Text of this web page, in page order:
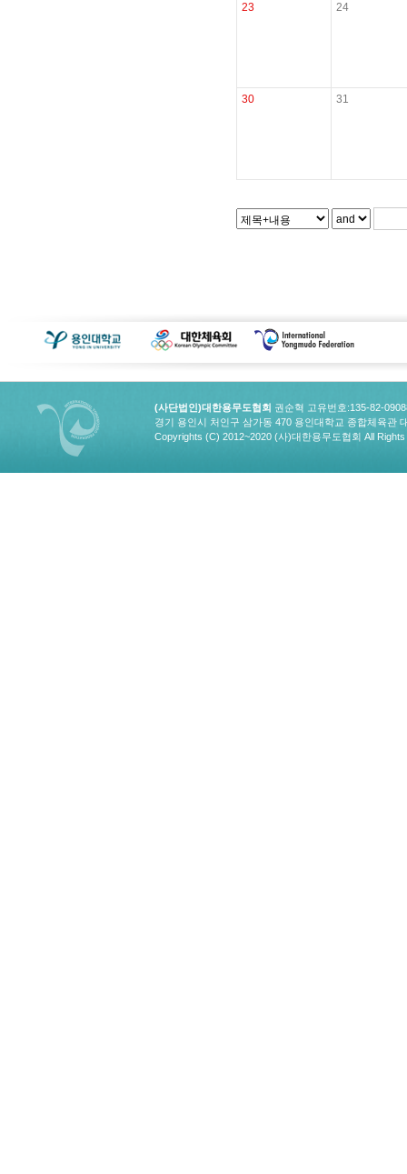
23 24
30 31
(사단법인)대한용무도협회 권순혁 고유번호:135-82-
경기 용인시 처인구 삼가동 470 용인대학교 종합체육관
Copyrights (C) 2012~2020 (사)대한용무도협회 All